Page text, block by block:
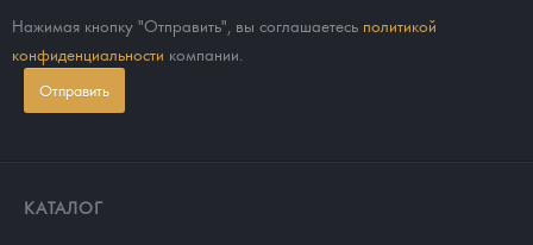
Нажимая кнопку "Отправить", вы соглашаетесь политикой
конфиденциальности компании.
Отправить
КАТАЛОГ